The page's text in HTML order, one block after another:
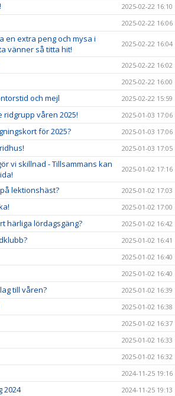
2025-02-22 16:10
2025-02-22 16:06
en extra peng och mysa i
vänner så titta hit!
2025-02-22 16:04
2025-02-22 16:02
2025-02-22 16:00
och mejl 2025-02-22 15:59
våren 2025! 2025-01-03 17:06
för 2025? 2025-01-03 17:06
2025-01-03 17:05
vi skillnad - Tillsammans kan
2025-01-02 17:16
lektionshäst? 2025-01-02 17:03
2025-01-02 17:00
härliga lördagsgäng? 2025-01-02 16:42
2025-01-02 16:41
2025-01-02 16:40
2025-01-02 16:40
till våren? 2025-01-02 16:39
2025-01-02 16:38
2025-01-02 16:37
2025-01-02 16:33
2025-01-02 16:32
2024-11-25 19:16
2024 2024-11-25 19:13